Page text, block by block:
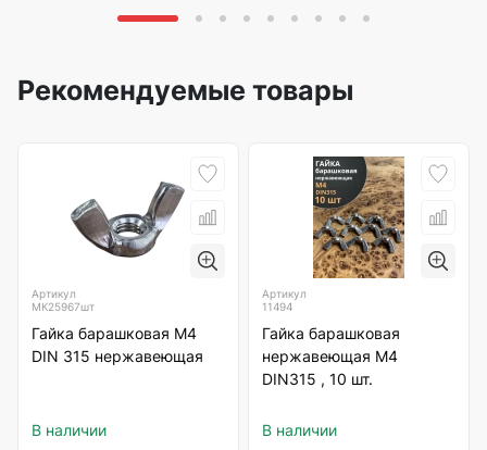
Рекомендуемые товары
Артикул
МК25967шт
Гайка барашковая М4
DIN 315 нержавеющая
В наличии
Артикул
11494
Гайка барашковая
нержавеющая М4
DIN315 , 10 шт.
В наличии